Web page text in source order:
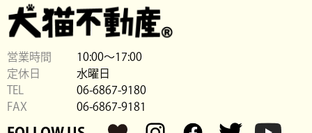
営業時間
10:00〜17:00
定休日
水曜日
TEL
06-6867-9180
FAX
06-6867-9181